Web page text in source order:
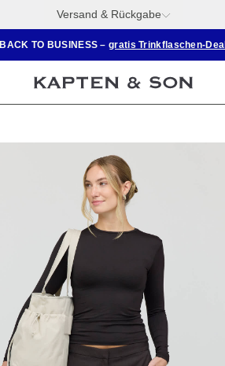
Versand & Rückgabe
BACK TO BUSINESS –gratis Trinkflaschen-Deal